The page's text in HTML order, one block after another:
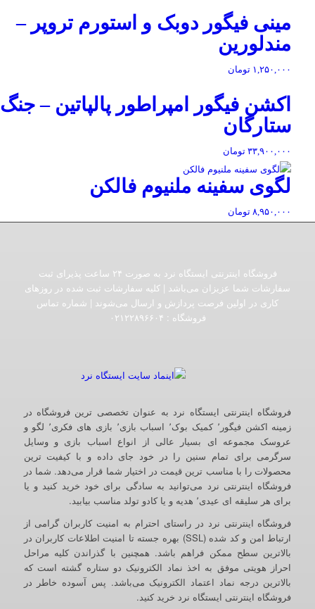
مینی فیگور دوبک و استورم تروپر –
مندلورین
۱,۲۵۰,۰۰۰ تومان
اکشن فیگور امپراطور پالپاتین – جنگ
ستارگان
۳۳,۹۰۰,۰۰۰ تومان
لگوی سفینه ملنیوم فالکن
۸,۹۵۰,۰۰۰ تومان
فروشگاه اینترنتی ایستگاه نرد به صورت ۲۴ ساعت پذیرای ثبت
سفارشات شما عزیزان می‌باشد | کلیه سفارشات ثبت شده در روزهای
کاری در اولین فرصت پردازش و ارسال می‌شوند | شماره تماس
فروشگاه :‌ ۰۲۱۲۲۸۹۶۶۰۴
فروشگاه اینترنتی ایستگاه نرد به عنوان تخصصی ترین فروشگاه در
زمینه اکشن فیگور٬ کمیک بوک٬ اسباب بازی٬ بازی های فکری٬ لگو و
عروسک مجموعه ای بسیار عالی از انواع اسباب بازی و وسایل
سرگرمی برای تمام سنین را در خود جای داده و با کیفیت ترین
محصولات را با مناسب ترین قیمت در اختیار شما قرار می‌دهد. شما در
فروشگاه اینترنتی نرد می‌توانید به سادگی برای خود خرید کنید و یا
برای هر سلیقه ای عیدی٬ هدیه و یا کادو تولد مناسب بیابید.
فروشگاه اینترنتی نرد در راستای احترام به امنیت کاربران گرامی از
ارتباط امن و کد شده (SSL) بهره جسته تا امنیت اطلاعات کاربران در
بالاترین سطح ممکن فراهم باشد. همچنین با گذراندن کلیه مراحل
احراز هویتی موفق به اخذ نماد الکترونیک دو ستاره گشته است که
بالاترین درجه نماد اعتماد الکترونیک می‌باشد. پس آسوده خاطر در
فروشگاه اینترنتی ایستگاه نرد خرید کنید.